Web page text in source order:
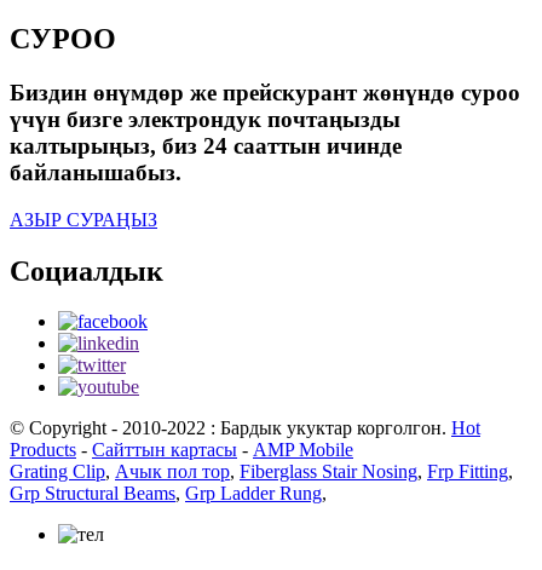
СУРОО
Биздин өнүмдөр же прейскурант жөнүндө суроо
үчүн бизге электрондук почтаңызды
калтырыңыз, биз 24 сааттын ичинде
байланышабыз.
АЗЫР СУРАҢЫЗ
Социалдык
© Copyright - 2010-2022 : Бардык укуктар корголгон. Hot
Products - Сайттын картасы - AMP Mobile
Grating Clip, Ачык пол тор, Fiberglass Stair Nosing, Frp Fitting,
Grp Structural Beams, Grp Ladder Rung,